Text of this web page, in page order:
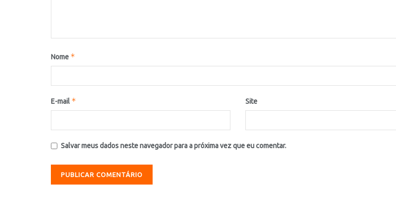
Nome *
E-mail * Site
Salvar meus dados neste navegador para a próxima vez que eu comentar.